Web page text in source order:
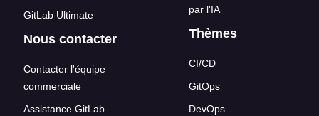
GitLab Ultimate
Nous contacter
Contacter l'équipe
commerciale
Assistance GitLab
par l'IA
Thèmes
CI/CD
GitOps
DevOps